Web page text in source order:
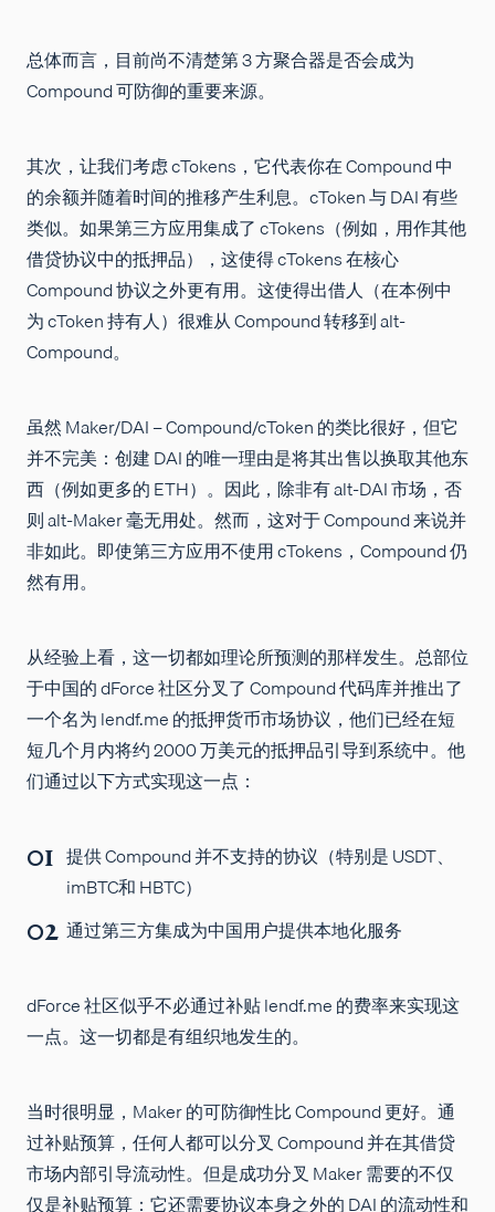
总体而言，目前尚不清楚第 3 方聚合器是否会成为
Compound 可防御的重要来源。
其次，让我们考虑 cTokens，它代表你在 Compound 中
的余额并随着时间的推移产生利息。cToken 与 DAI 有些
类似。如果第三方应用集成了 cTokens（例如，用作其他
借贷协议中的抵押品），这使得 cTokens 在核心
Compound 协议之外更有用。这使得出借人（在本例中
为 cToken 持有人）很难从 Compound 转移到 alt-
Compound。
虽然 Maker/DAI – Compound/cToken 的类比很好，但它
并不完美：创建 DAI 的唯一理由是将其出售以换取其他东
西（例如更多的 ETH）。因此，除非有 alt-DAI 市场，否
则 alt-Maker 毫无用处。然而，这对于 Compound 来说并
非如此。即使第三方应用不使用 cTokens，Compound 仍
然有用。
从经验上看，这一切都如理论所预测的那样发生。总部位
于中国的 dForce 社区分叉了 Compound 代码库并推出了
一个名为 lendf.me 的抵押货币市场协议，他们已经在短
短几个月内将约 2000 万美元的抵押品引导到系统中。他
们通过以下方式实现这一点：
提供 Compound 并不支持的协议（特别是 USDT、
imBTC和 HBTC）
通过第三方集成为中国用户提供本地化服务
dForce 社区似乎不必通过补贴 lendf.me 的费率来实现这
一点。这一切都是有组织地发生的。
当时很明显，Maker 的可防御性比 Compound 更好。通
过补贴预算，任何人都可以分叉 Compound 并在其借贷
市场内部引导流动性。但是成功分叉 Maker 需要的不仅
仅是补贴预算：它还需要协议本身之外的 DAI 的流动性和